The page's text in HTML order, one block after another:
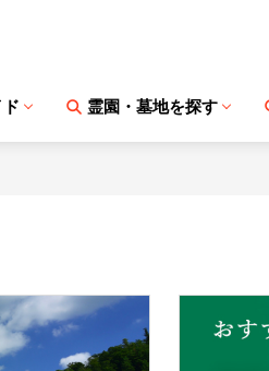
霊園・墓地を探す